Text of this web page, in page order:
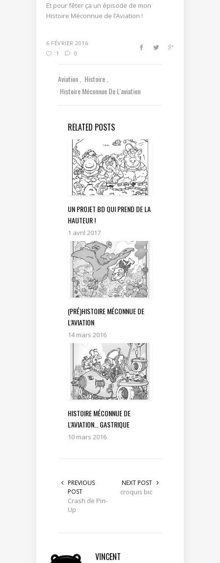
Et pour fêter ça un épisode de mon
Histoire Méconnue de l’Aviation !
6 FÉVRIER 2016
1
0
Aviation
Histoire
Histoire Méconnue De L'aviation
RELATED POSTS
UN PROJET BD QUI PREND DE LA
HAUTEUR !
1 avril 2017
(PRÉ)HISTOIRE MÉCONNUE DE
L’AVIATION
14 mars 2016
HISTOIRE MÉCONNUE DE
L’AVIATION… GASTRIQUE
10 mars 2016
PREVIOUS
POST
Crash de Pin-
Up
NEXT POST
croquis bic
VINCENT